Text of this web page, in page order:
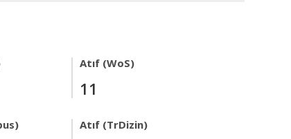
Atıf (WoS)
11
Atıf (TrDizin)